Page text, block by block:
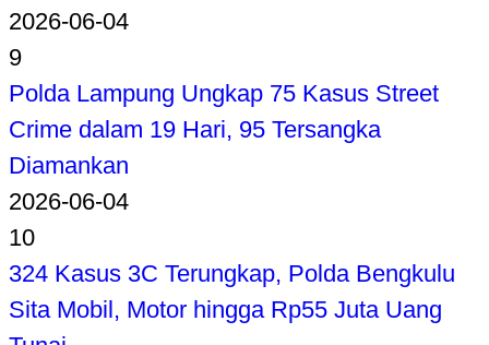
2026-06-04
9
Polda Lampung Ungkap 75 Kasus Street
Crime dalam 19 Hari, 95 Tersangka
Diamankan
2026-06-04
10
324 Kasus 3C Terungkap, Polda Bengkulu
Sita Mobil, Motor hingga Rp55 Juta Uang